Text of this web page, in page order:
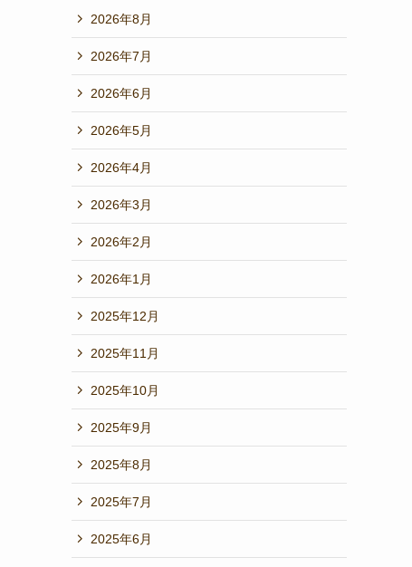
2026年8月
2026年7月
2026年6月
2026年5月
2026年4月
2026年3月
2026年2月
2026年1月
2025年12月
2025年11月
2025年10月
2025年9月
2025年8月
2025年7月
2025年6月